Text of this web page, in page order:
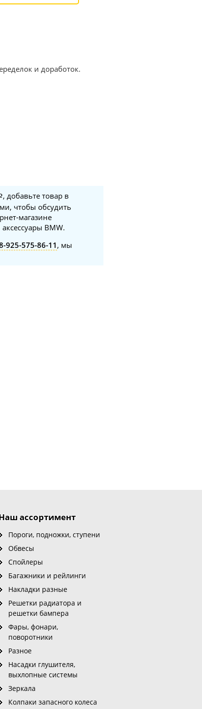
и доработок.
, добавьте товар в
чтобы обсудить
магазине
BMW.
925-575-86-11 , мы
ассортимент
Пороги, подножки, ступени
Обвесы
Спойлеры
Багажники и рейлинги
Накладки разные
Решетки радиатора и
решетки бампера
Фары, фонари,
поворотники
Разное
Насадки глушителя,
выхлопные системы
Зеркала
Колпаки запасного колеса